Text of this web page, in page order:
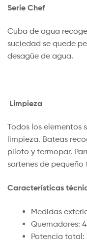
Serie Chef
Cuba de agua
suciedad se quede
desagüe de agua.
Limpieza
Todos los elementos
limpieza. Bateas
piloto y termopar.
sartenes de pequeño
Características
Medidas
Quemadores:
Potencia total: